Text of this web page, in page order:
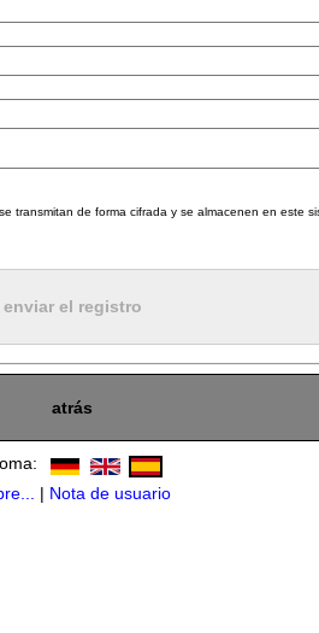
transmitan de forma cifrada y se almacenen en este
atrás
| Nota de usuario